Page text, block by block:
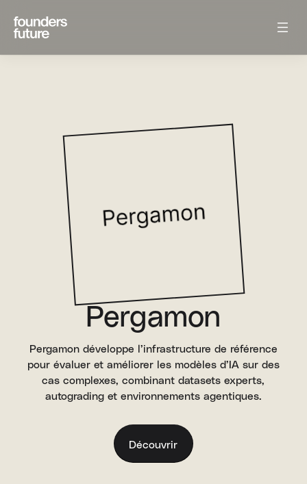
Pergamon
Pergamon développe l’infrastructure de référence
pour évaluer et améliorer les modèles d’IA sur des
cas complexes, combinant datasets experts,
autograding et environnements agentiques.
Découvrir